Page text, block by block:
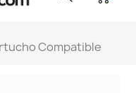
Compatible